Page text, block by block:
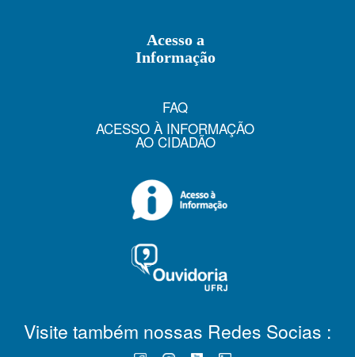
Acesso a
Informação
FAQ
ACESSO À INFORMAÇÃO
AO CIDADÃO
Visite também nossas Redes Socias :